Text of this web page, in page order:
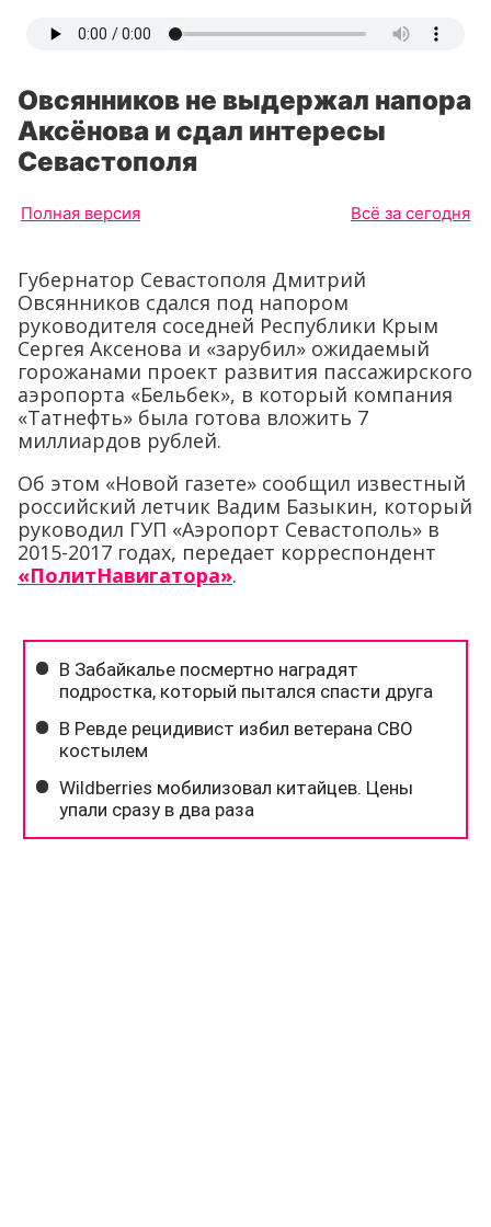
Овсянников не выдержал напора
Аксёнова и сдал интересы
Севастополя
Полная версия Всё за сегодня
Губернатор Севастополя Дмитрий
Овсянников сдался под напором
руководителя соседней Республики Крым
Сергея Аксенова и «зарубил» ожидаемый
горожанами проект развития пассажирского
аэропорта «Бельбек», в который компания
«Татнефть» была готова вложить 7
миллиардов рублей.
Об этом «Новой газете» сообщил известный
российский летчик Вадим Базыкин, который
руководил ГУП «Аэропорт Севастополь» в
2015-2017 годах, передает корреспондент
«ПолитНавигатора».